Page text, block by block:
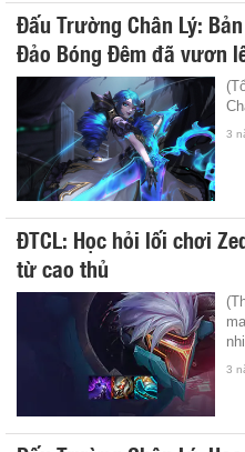
Đấu Trường Chân Lý:
Đảo Bóng Đêm đã vươn
3
ĐTCL: Học hỏi lối chơi
từ cao thủ
3